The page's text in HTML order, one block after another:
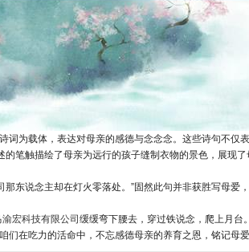
为载体，表达对母亲的感德与念念念。这些诗句不仅
笔触描绘了母亲为远行的孩子缝制衣物的景色，展现
那东说念主却在灯火零落处。”固然此句并非获胜写母爱，
宏科技有限公司 缓缓弯下腰去，穿过铁说念，爬上月台
在吃力的活命中，不忘感德母亲的养育之恩，铭记母